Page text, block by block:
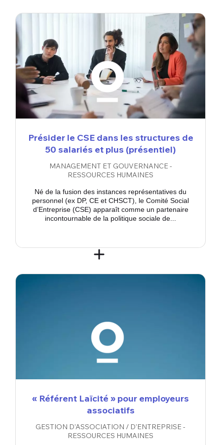
Présider le CSE dans les structures de
50 salariés et plus (présentiel)
MANAGEMENT ET GOUVERNANCE -
RESSOURCES HUMAINES
Né de la fusion des instances représentatives du
personnel (ex DP, CE et CHSCT), le Comité Social
d’Entreprise (CSE) apparaît comme un partenaire
incontournable de la politique sociale de...
« Référent Laïcité » pour employeurs
associatifs
GESTION D'ASSOCIATION / D'ENTREPRISE -
RESSOURCES HUMAINES